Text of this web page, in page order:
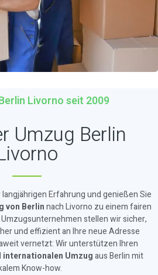
Livorno seit 2009
Umzug Berlin
Erfahrung und genießen Sie
von Berlinnach Livorno zu einem fairen
stellen wir sicher,
und effizient an Ihre neue Adresse
vernetzt: Wir unterstützen Ihren
internationalen Umzugaus Berlin mit
Know-how.